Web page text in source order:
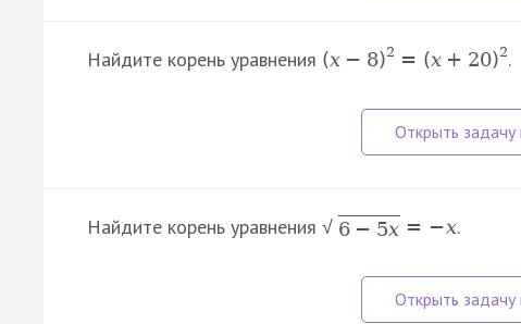
Найдите корень уравнения (x − 8)2 = (x + 20)2.
Найдите корень уравнения √ 6 − 5x = −x.